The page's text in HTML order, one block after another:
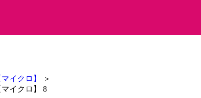
イクロ】
＞
イクロ】 8